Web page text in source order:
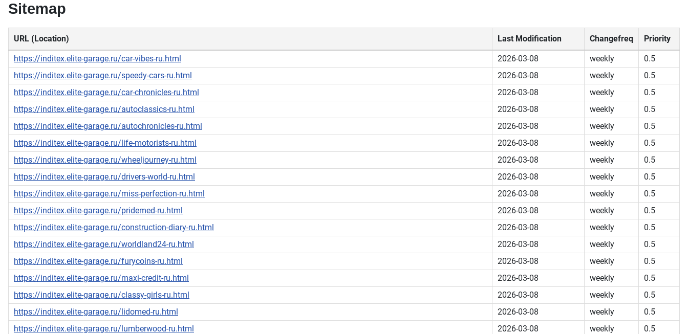
Sitemap
URL (Location) Last Modification Changefreq Priority
https://inditex.elite-garage.ru/car-vibes-ru.html 2026-03-08 weekly
0.5
https://inditex.elite-garage.ru/speedy-cars-ru.html
2026-03-08 weekly
0.5
https://inditex.elite-garage.ru/car-chronicles-ru.html
2026-03-08 weekly
0.5
https://inditex.elite-garage.ru/autoclassics-ru.html
2026-03-08 weekly
0.5
https://inditex.elite-garage.ru/autochronicles-ru.html
2026-03-08 weekly
0.5
https://inditex.elite-garage.ru/life-motorists-ru.html
2026-03-08 weekly
0.5
https://inditex.elite-garage.ru/wheeljourney-ru.html
2026-03-08 weekly
0.5
https://inditex.elite-garage.ru/drivers-world-ru.html
2026-03-08 weekly
0.5
https://inditex.elite-garage.ru/miss-perfection-ru.html
2026-03-08 weekly
0.5
https://inditex.elite-garage.ru/pridemed-ru.html
2026-03-08 weekly
0.5
https://inditex.elite-garage.ru/construction-diary-ru.html
2026-03-08 weekly
0.5
https://inditex.elite-garage.ru/worldland24-ru.html
2026-03-08 weekly
0.5
https://inditex.elite-garage.ru/furycoins-ru.html
2026-03-08 weekly
0.5
https://inditex.elite-garage.ru/maxi-credit-ru.html
2026-03-08 weekly
0.5
https://inditex.elite-garage.ru/classy-girls-ru.html
2026-03-08 weekly
0.5
https://inditex.elite-garage.ru/lidomed-ru.html
2026-03-08 weekly
0.5
https://inditex.elite-garage.ru/lumberwood-ru.html
2026-03-08 weekly
0.5